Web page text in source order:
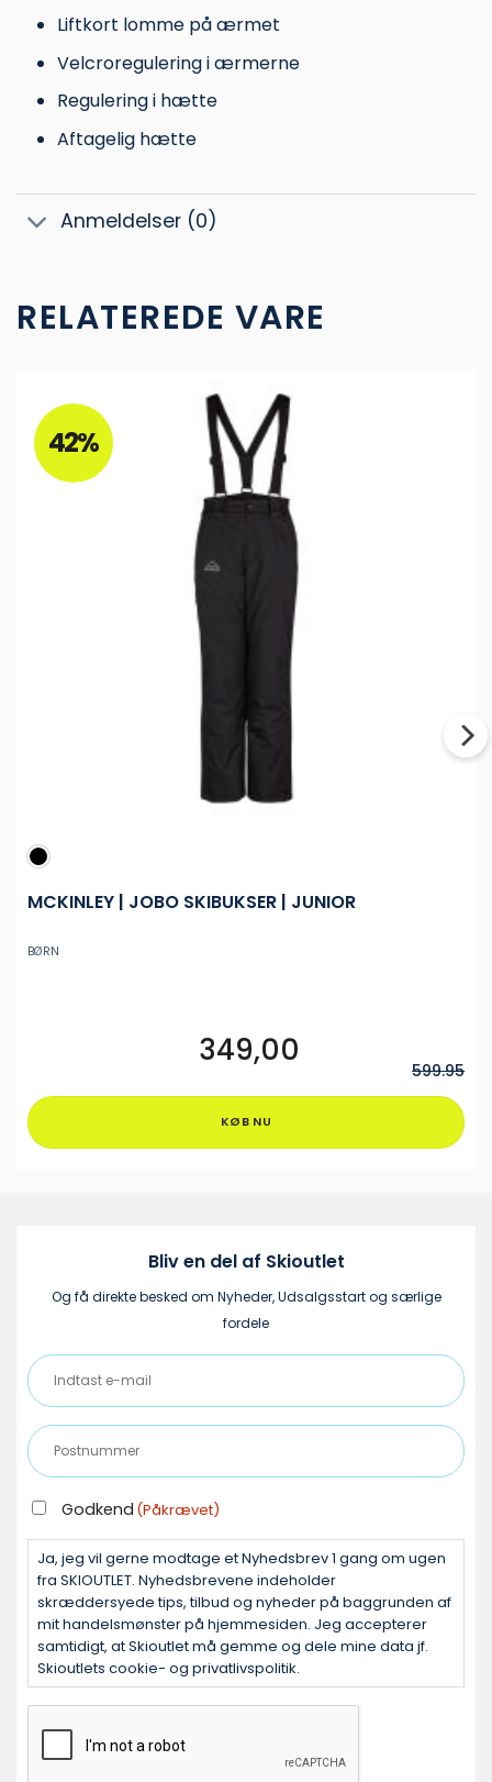
Liftkort lomme på ærmet
Velcroregulering i ærmerne
Regulering i hætte
Aftagelig hætte
Anmeldelser (0)
RELATEREDE VARE
42%
BØRN
MCKINLEY | JOBO SKIBUKSER | JUNIOR
KØB NU
Dette
vare
har
flere
varesiden
599.95
349,00
Bliv en del af Skioutlet
Og få direkte besked om Nyheder, Udsalgsstart og særlige
fordele
Indtast
e-
mail
(Påkrævet)
Postnummer
(Påkrævet)
GODKEND
(PÅKRÆVET)
Godkend (Påkrævet)
Ja, jeg vil gerne modtage et Nyhedsbrev 1 gang om ugen
fra SKIOUTLET. Nyhedsbrevene indeholder
skræddersyede tips, tilbud og nyheder på baggrunden af
mit handelsmønster på hjemmesiden. Jeg accepterer
samtidigt, at Skioutlet må gemme og dele mine data jf.
Skioutlets cookie- og privatlivspolitik.